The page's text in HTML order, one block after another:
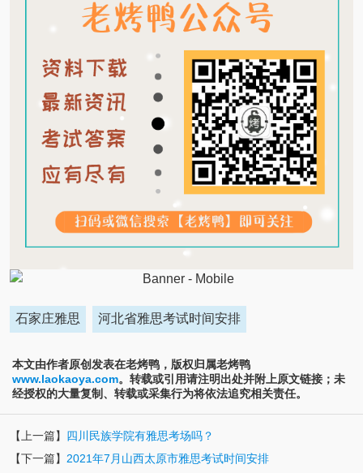
石家庄雅思 河北省雅思考试时间安排
本文由作者原创发表在老烤鸭，版权归属老烤鸭
www.laokaoya.com。转载或引用请注明出处并附上原文链接；未
经授权的大量复制、转载或采集行为将依法追究相关责任。
【上一篇】 四川民族学院有雅思考场吗？
【下一篇】 2021年7月山西太原市雅思考试时间安排